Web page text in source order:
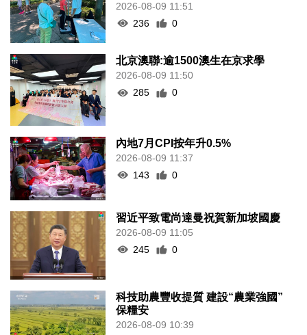
2026-08-09 11:51
236
0
北京澳聯:逾1500澳生在京求學
2026-08-09 11:50
285
0
內地7月CPI按年升0.5%
2026-08-09 11:37
143
0
習近平致電尚達曼祝賀新加坡國慶
2026-08-09 11:05
245
0
科技助農豐收提質 建設“農業強國”
保糧安
2026-08-09 10:39